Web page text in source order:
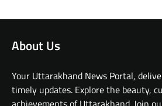
About Us
Your Uttarakhand News Portal,
timely updates. Explore the beauty,